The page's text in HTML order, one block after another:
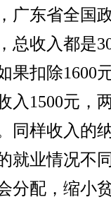
东省全国政
总收入都是
果扣除1600
入1500元，
同样收入的
就业情况不
分配，缩小